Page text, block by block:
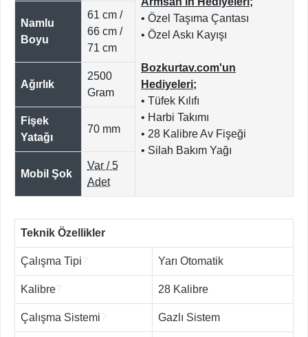
• Özel Taşıma Çantası
• Özel Askı Kayışı
Bozkurtav.com'un
Hediyeleri;
• Tüfek Kılıfı
• Harbi Takımı
• 28 Kalibre Av Fişeği
• Silah Bakım Yağı
Namlu
Boyu
61 cm /
66 cm /
71 cm
Ağırlık
2500
Gram
Fişek
Yatağı
70 mm
Mobil Şok
Var / 5
Adet
Teknik Özellikler
Çalışma Tipi Yarı Otomatik
Kalibre 28 Kalibre
Çalışma Sistemi Gazlı Sistem